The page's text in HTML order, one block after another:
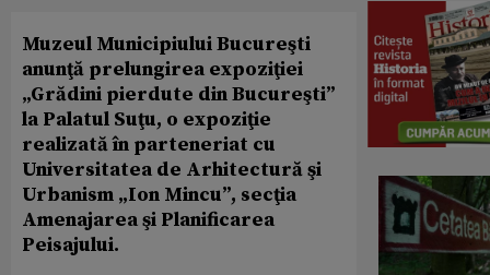
Muzeul Municipiului Bucureşti
anunţă prelungirea expoziţiei
„Grădini pierdute din Bucureşti”
la Palatul Suţu, o expoziţie
realizată în parteneriat cu
Universitatea de Arhitectură şi
Urbanism „Ion Mincu”, secţia
Amenajarea şi Planificarea
Peisajului.